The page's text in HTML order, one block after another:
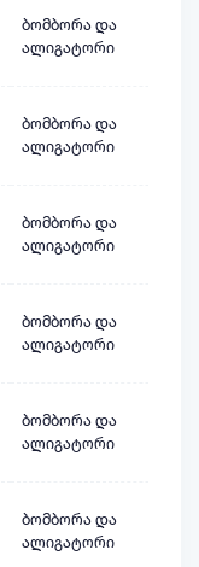
ბომბორა და
ალიგატორი
ბომბორა და
ალიგატორი
ბომბორა და
ალიგატორი
ბომბორა და
ალიგატორი
ბომბორა და
ალიგატორი
ბომბორა და
ალიგატორი